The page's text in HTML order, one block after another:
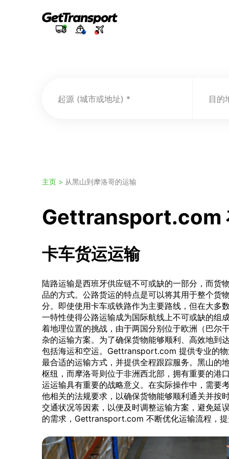
起源 (城市或地址) 目的
主页 > 从黑山到摩洛哥的运输
Gettransport.com
卡车货运运输
陆路运输是西班牙供应链不可或缺的一部分，而货
品的方式。公路货运的特点是可以将其用于整个货
分。即使使用卡车或铁路作为主要路线，但在大多
一特性使得公路运输成为国际航线上不可或缺的组
着地理位置的挑战，由于两国分别位于欧洲（巴尔
杂的运输方案。为了确保货物能够顺利、高效地到
包括海运和空运。Gettransport.com 提供专业的
最合适的运输方式，并提供全程跟踪服务。黑山的
枢纽，而摩洛哥则位于非洲西北部，拥有重要的港
运运输具有重要的战略意义。在实际操作中，需要
他相关的法规要求，以确保货物能够顺利通关并按
交通状况等因素，以便及时调整运输方案，避免延
的需求，Gettransport.com 不断优化运输流程，